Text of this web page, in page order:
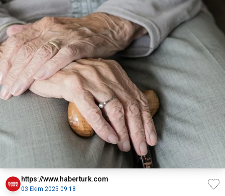
https://www.haberturk.com
03 Ekim 2025 09:18